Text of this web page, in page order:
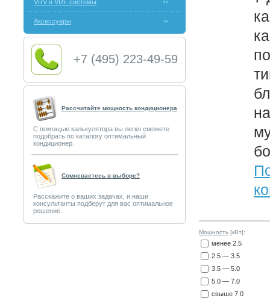
VRV и VRF системы
Аксессуары
+7 (495) 223-49-59
Рассчитайте мощность кондиционера
С помощью калькулятора вы легко сможете
подобрать по каталогу оптимальный
кондиционер.
Сомневаетесь в выборе?
Расскажите о ваших задачах, и наши
консультанты подберут для вас оптимальное
решение.
Мощность [кВт]:
менее 2.5
2.5 — 3.5
3.5 — 5.0
5.0 — 7.0
свыше 7.0